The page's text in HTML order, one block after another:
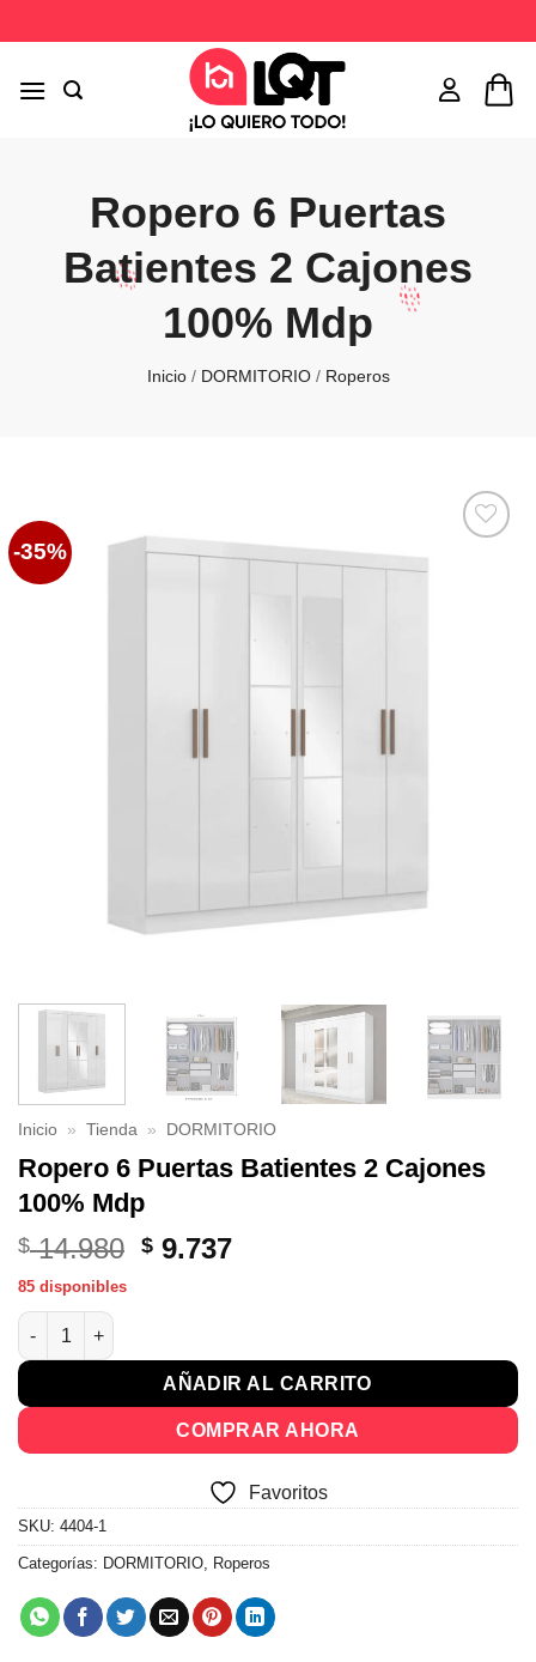
al
Ropero 6 Puertas
Batientes 2 Cajones
100% Mdp
Inicio / DORMITORIO / Roperos
-35%
Inicio » Tienda » DORMITORIO
Ropero 6 Puertas Batientes 2 Cajones
100% Mdp
$14.980 El
$ 14.980.
$ 9.737El
$ 9.737.
85 disponibles
Ropero 6 Puertas Batientes 2 Cajones 100% Mdp cantidad
AÑADIR AL CARRITO
COMPRAR AHORA
Favoritos
SKU: 4404-1
Categorías: DORMITORIO, Roperos